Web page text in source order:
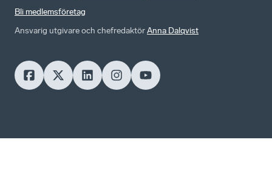
Bli medlemsföretag
Ansvarig utgivare och chefredaktörAnna Dalqvist